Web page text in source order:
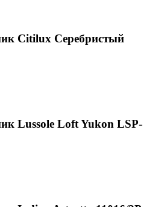
Citilux Серебристый
Lussole Loft Yukon LSP-